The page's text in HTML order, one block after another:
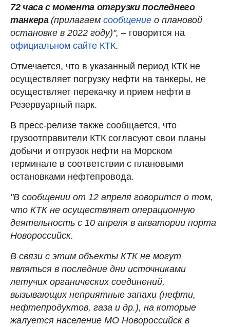
72 часа с момента отгрузки последнего
танкера(прилагаемсообщение о плановой
остановке в 2022 году)", – говорится на
официальном сайте КТК.
Отмечается, что в указанный период КТК не
осуществляет погрузку нефти на танкеры, не
осуществляет перекачку и прием нефти в
Резервуарный парк.
В пресс-релизе также сообщается, что
грузоотправители КТК согласуют свои планы
добычи и отгрузок нефти на Морском
терминале в соответствии с плановыми
остановками нефтепровода.
"В сообщении от 12 апреля говорится о том,
что КТК не осуществляет операционную
деятельность с 10 апреля в акватории порта
Новороссийск.
В связи с этим объекты КТК не могут
являться в последние дни источниками
летучих органических соединений,
вызывающих неприятные запахи (нефти,
нефтепродуктов, газа и др.), на которые
жалуется население МО Новороссийск в